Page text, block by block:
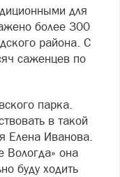
для
более 300
района. С
саженцев по
парка.
в такой
Елена Иванова.
Вологда» она
буду ходить